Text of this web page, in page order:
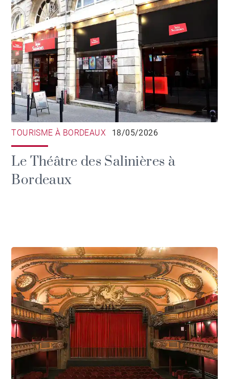
TOURISME À BORDEAUX 18/05/2026
Le Théâtre des Salinières à
Bordeaux